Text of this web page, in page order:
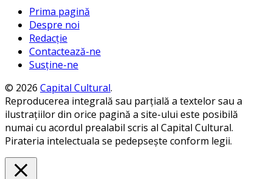
Prima pagină
Despre noi
Redacție
Contactează-ne
Susține-ne
© 2026 Capital Cultural.
Reproducerea integrală sau parțială a textelor sau a
ilustrațiilor din orice pagină a site-ului este posibilă
numai cu acordul prealabil scris al Capital Cultural.
Pirateria intelectuala se pedepsește conform legii.